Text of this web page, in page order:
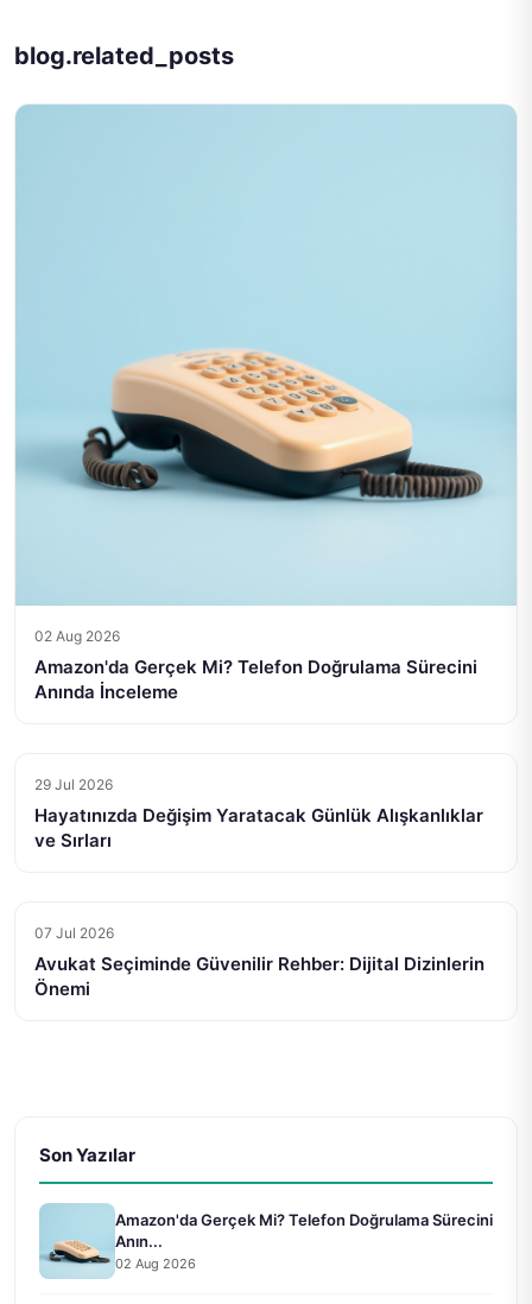
blog.related_posts
02 Aug 2026
Amazon'da Gerçek Mi? Telefon Doğrulama Sürecini
Anında İnceleme
29 Jul 2026
Hayatınızda Değişim Yaratacak Günlük Alışkanlıklar
ve Sırları
07 Jul 2026
Avukat Seçiminde Güvenilir Rehber: Dijital Dizinlerin
Önemi
Son Yazılar
Amazon'da Gerçek Mi? Telefon Doğrulama Sürecini
Anın...
02 Aug 2026